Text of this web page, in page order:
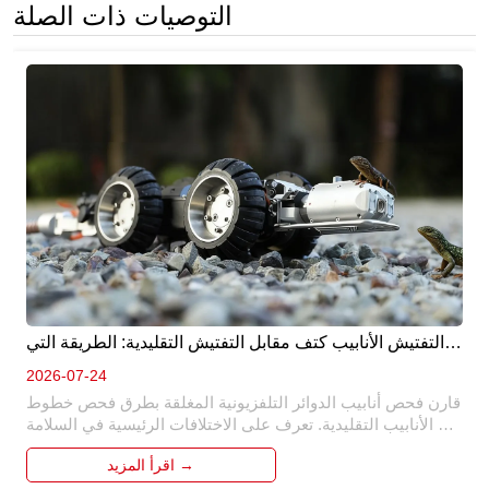
التوصيات ذات الصلة
التفتيش الأنابيب كتف مقابل التفتيش التقليدية: الطريقة التي
2026-07-24
قارن فحص أنابيب الدوائر التلفزيونية المغلقة بطرق فحص خطوط
الأنابيب التقليدية. تعرف على الاختلافات الرئيسية في السلامة
والكفاءة والدقة والتكلفة ولماذا أصبح الفحص الآلي هو الحل
اقرأ المزيد →